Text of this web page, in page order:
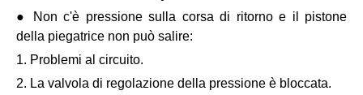
● Non c'è pressione sulla corsa di ritorno e il pistone
della piegatrice non può salire:
1. Problemi al circuito.
2. La valvola di regolazione della pressione è bloccata.